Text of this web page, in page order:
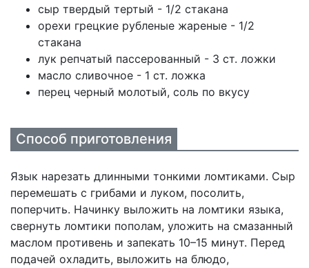
сыр твердый тертый - 1/2 стакана
орехи грецкие рубленые жареные - 1/2
стакана
лук репчатый пассерованный - 3 ст. ложки
масло сливочное - 1 ст. ложка
перец черный молотый, соль по вкусу
Способ приготовления
Язык нарезать длинными тонкими ломтиками. Сыр
перемешать с грибами и луком, посолить,
поперчить. Начинку выложить на ломтики языка,
свернуть ломтики пополам, уложить на смазанный
маслом противень и запекать 10–15 минут. Перед
подачей охладить, выложить на блюдо,